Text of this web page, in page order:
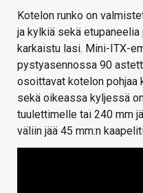
Kotelon runko on
ja kylkiä sekä
karkaistu lasi. Mini-ITX-
pystyasennossa 90
osoittavat kotelon pohjaa
sekä oikeassa kyljessä
tuulettimelle tai 240 mm
väliin jää 45 mm:n